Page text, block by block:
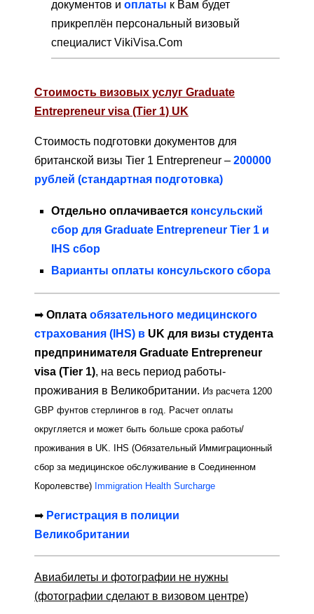
документов и оплаты к Вам будет
прикреплён персональный визовый
специалист VikiVisa.Com
Стоимость визовых услуг Graduate
Entrepreneur visa (Tier 1) UK
Стоимость подготовки документов для
британской визы Tier 1 Entrepreneur – 200000
рублей (стандартная подготовка)
Отдельно оплачивается консульский
сбор для Graduate Entrepreneur Tier 1 и
IHS сбор
Варианты оплаты консульского сбора
➡ Оплата обязательного медицинского
страхования (IHS) в UK для визы студента
предпринимателя Graduate Entrepreneur
visa (Tier 1), на весь период работы-
проживания в Великобритании. Из расчета 1200
GBP фунтов стерлингов в год. Расчет оплаты
округляется и может быть больше срока работы/
проживания в UK.
IHS (Обязательный Иммиграционный
сбор за медицинское обслуживание в Соединенном
Королевстве) Immigration Health Surcharge
➡ Регистрация в полиции
Великобритании
Авиабилеты и фотографии не нужны
(фотографии сделают в визовом центре)